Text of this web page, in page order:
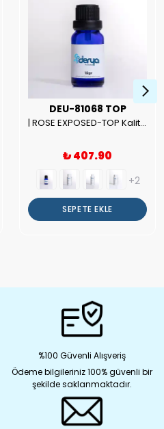
DEU-81068 TOP
| ROSE EXPOSED-TOP Kalite Unısex Parfüm Esansı.|
₺ 407.90
+2
SEPETE EKLE
%100 Güvenli Alışveriş
Ödeme bilgileriniz 100% güvenli bir
şekilde saklanmaktadır.